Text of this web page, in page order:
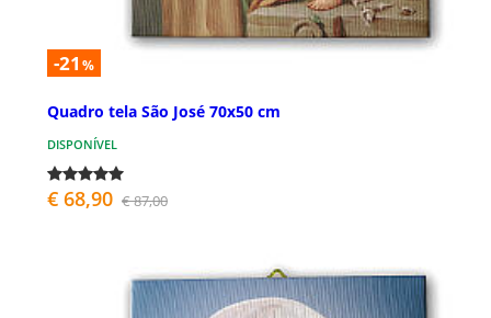
-21 %
Quadro tela São José 70x50 cm
DISPONÍVEL
€ 68,90 € 87,00